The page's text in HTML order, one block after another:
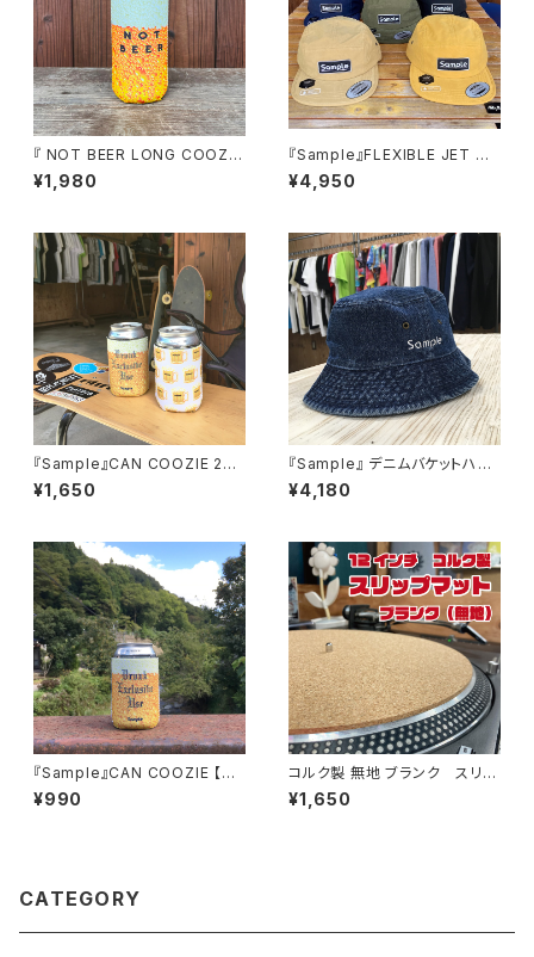
『 NOT BEER LONG COOZIE
』 ナルゲンボトル 広口 0.5L 対
応 ボトルカバー ロング クージ
¥1,980
『Sample』FLEXIBLE JET CA
P フレキシブル ジェットキャッ
プ
¥4,950
『Sample』CAN COOZIE 2個
セット【ビアジョッキーズ】＋【dr
unk exclusibe use】 カンク
¥1,650
『Sample』 デニムバケットハッ
ト インディゴ
¥4,180
『Sample』CAN COOZIE 【dr
unk exclusibe use】カンクー
ジー
¥990
コルク製 無地 ブランク スリッ
プマット ターンテーブルマット 1
2インチ
¥1,650
CATEGORY